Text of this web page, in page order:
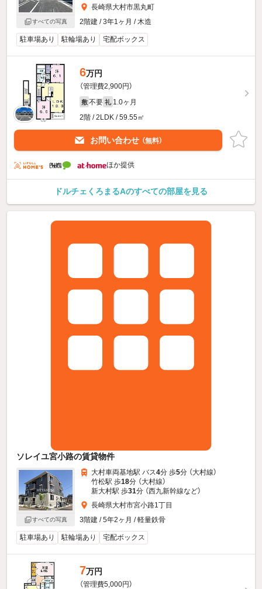
すべての写真
長崎県大村市黒丸町
2階建 / 3年1ヶ月 / 木造
駐車場あり 駐輪場あり 宅配ボックス
6万円
（管理費2,900円）
敷 不要 礼 1.0ヶ月
2階 / 2LDK / 59.55㎡
お問い合わせ （無料）
ほか提供
ドルチェくろまるAのすべての部屋を見る
ソレイユ宮小路の賃貸物件
すべての写真
大村車両基地駅 バス4分 歩5分 （大村線）
竹松駅 歩18分 （大村線）
新大村駅 歩31分 （西九新幹線など）
長崎県大村市宮小路1丁目
3階建 / 5年2ヶ月 / 軽量鉄骨
駐車場あり 駐輪場あり 宅配ボックス
7万円
（管理費5,000円）